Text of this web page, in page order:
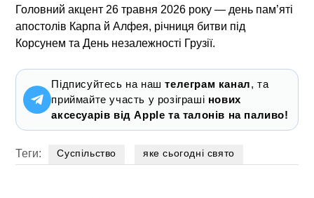
Головний акцент 26 травня 2026 року — день пам’яті
апостолів Карпа й Алфея, річниця битви під
Корсунем та День незалежності Грузії.
Підписуйтесь на наштелеграм канал, та
приймайте участь у розіграші нових
аксесуарів від Apple та талонів на паливо!
Теги: Суспільство яке сьогодні свято